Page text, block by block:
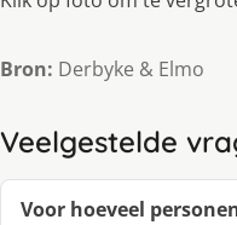
Bron: Derbyke & Elmo
Veelgestelde
Voor hoeveel